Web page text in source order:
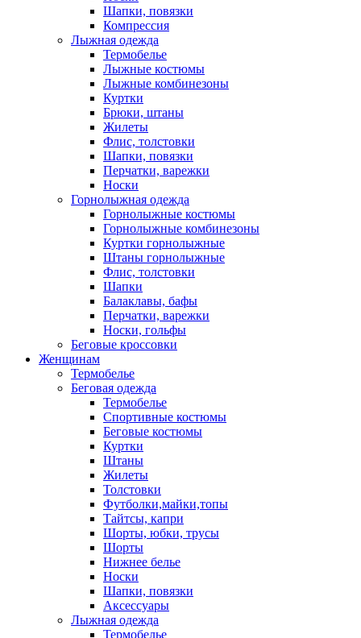
Шапки, повязки
Компрессия
Лыжная одежда
Термобелье
Лыжные костюмы
Лыжные комбинезоны
Куртки
Брюки, штаны
Жилеты
Флис, толстовки
Шапки, повязки
Перчатки, варежки
Носки
Горнолыжная одежда
Горнолыжные костюмы
Горнолыжные комбинезоны
Куртки горнолыжные
Штаны горнолыжные
Флис, толстовки
Шапки
Балаклавы, бафы
Перчатки, варежки
Носки, гольфы
Беговые кроссовки
Женщинам
Термобелье
Беговая одежда
Термобелье
Спортивные костюмы
Беговые костюмы
Куртки
Штаны
Жилеты
Толстовки
Футболки,майки,топы
Тайтсы, капри
Шорты, юбки, трусы
Шорты
Нижнее белье
Носки
Шапки, повязки
Аксессуары
Лыжная одежда
Термобелье